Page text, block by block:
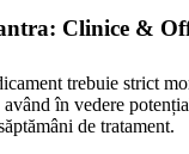
Clinice &
trebuie strict
în vedere
de tratament.